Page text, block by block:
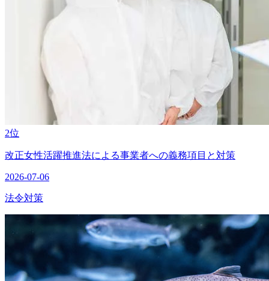
2位
改正女性活躍推進法による事業者への義務項目と対策
2026-07-06
法令対策